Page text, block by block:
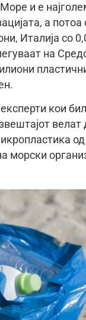
и е
а потоа
Италија со
на
кои
морски